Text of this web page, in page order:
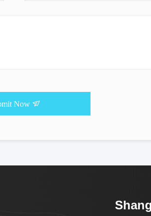
अनुभव, उपयोगकर्ता को उपकरण पुष्टिकरण, सिस्टम
बाद सेवा टीम, हर उपकरण सुनिश्चित करती है, हर